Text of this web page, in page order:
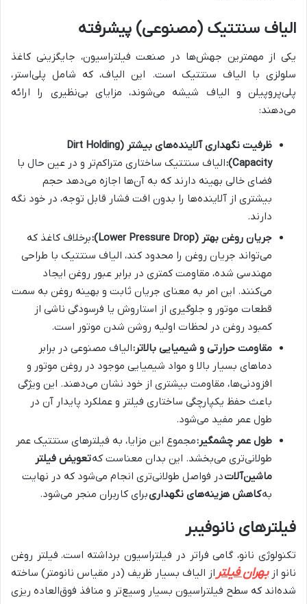
الیاف سنتتیک (مصنوعی) پیشرفته
یکی از مهمترین جهش‌ها در صنعت فیلتراسیون، جایگزینی کاغذ
سلولزی با الیاف سنتتیک است. این الیاف، که شامل پلی‌استر،
پلی‌پروپیلن و الیاف شیشه می‌شوند، مزایای بی‌نظیری را ارائه
می‌دهند:
ظرفیت نگهداری آلاینده‌های بیشتر (Dirt Holding
Capacity): الیاف سنتتیک ساختاری متراکم‌تر و در عین حال با
فضای خالی بهینه دارند که به آن‌ها اجازه می‌دهد حجم
بیشتری از آلاینده‌ها را بدون افت فشار قابل توجه، در خود نگه
دارند.
جریان روغن بهتر (Lower Pressure Drop):
برخلاف کاغذ که
می‌تواند جریان روغن را محدود کند، الیاف سنتتیک با طراحی
مهندسی شده، مقاومت کمتری در برابر عبور روغن ایجاد
می‌کنند. این امر به معنای جریان ثابت و بهینه روغن به سمت
قطعات موتور و جلوگیری از استاروش یا فرسودگی ناشی از
کمبود روغن در لحظات اولیه روشن شدن موتور است.
مقاومت حرارتی و شیمیایی بالاتر:الیاف مصنوعی در برابر
دماهای بسیار بالا و مواد شیمیایی موجود در روغن موتور و
افزودنی‌ها، مقاومت بیشتری از خود نشان می‌دهند. این ویژگی
باعث حفظ یکپارچگی ساختاری فیلتر و عملکرد پایدار آن در
طول عمر مفید می‌شود.
طول عمر چشمگیر:مجموع این مزایا، به فیلترهای سنتتیک عمر
طولانی‌تری می‌بخشد. این بدان معناست کهتعویض فیلتر
ماشین‌آلاتدر فواصل طولانی‌تری انجام می‌شود که در نهایت
بهکاهش هزینه‌های نگهداریبرای کاربران منجر می‌شود.
فیلترهای نانوفیبر
تکنولوژی نانو، گامی فراتر در فیلتراسیون برداشته است. فیلتر روغن
نانو ازبهران فیلتر از الیاف بسیار ظریف (در مقیاس نانومتر) ساخته
شده‌اند که سطح فیلتراسیون بسیار وسیع‌تر و منافذ فوق‌العاده ریزی